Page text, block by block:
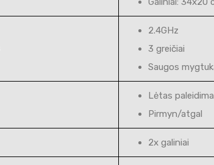
2.4GHz
3 greičiai
Saugos
Lėtas
Pirmyn/atgal
2x galiniai